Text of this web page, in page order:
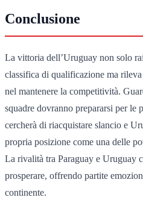
Conclusione
La vittoria dell’Uruguay non solo
classifica di qualificazione ma
nel mantenere la competitività.
squadre dovranno prepararsi per le
cercherà di riacquistare slancio e
propria posizione come una delle
La rivalità tra Paraguay e Uruguay
prosperare, offrendo partite
continente.